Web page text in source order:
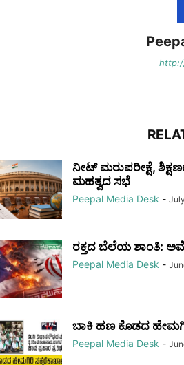
ನೀಟ್ ಮರುಪರೀಕ್ಷೆ,
ಮಹತ್ವದ ಸಭೆ
Peepal Media Desk -
ರಕ್ತದ ಬೆಲೆಯ ಶಾಂತಿ:
Peepal Media Desk -
ಬಾಕಿ ಹಣ ಕೊಡದ ಹೇಮಗಿರಿ
Peepal Media Desk -